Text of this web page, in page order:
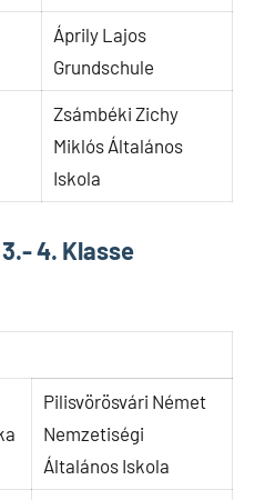
Áprily Lajos
Grundschule
Zsámbéki Zichy
Miklós Általános
Iskola
4. Klasse
Pilisvörösvári Német
Nemzetiségi
Általános Iskola